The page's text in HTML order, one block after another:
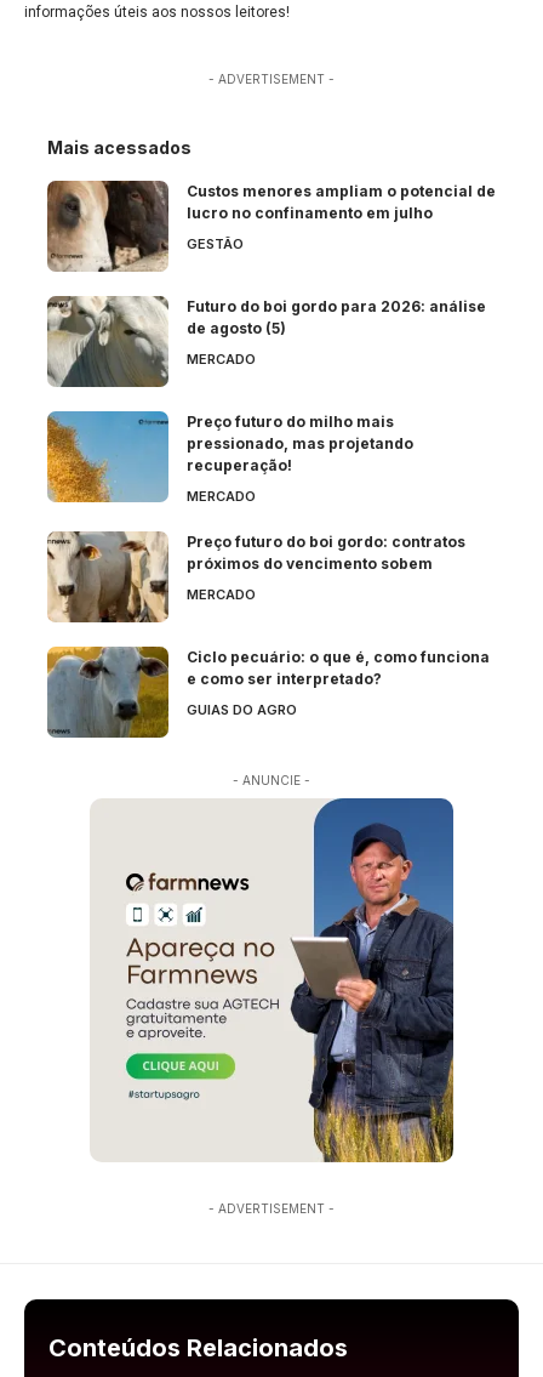
informações úteis aos nossos leitores!
- ADVERTISEMENT -
Mais acessados
Custos menores ampliam o potencial de
lucro no confinamento em julho
GESTÃO
Futuro do boi gordo para 2026: análise
de agosto (5)
MERCADO
Preço futuro do milho mais
pressionado, mas projetando
recuperação!
MERCADO
Preço futuro do boi gordo: contratos
próximos do vencimento sobem
MERCADO
Ciclo pecuário: o que é, como funciona
e como ser interpretado?
GUIAS DO AGRO
- ANUNCIE -
- ADVERTISEMENT -
Conteúdos Relacionados